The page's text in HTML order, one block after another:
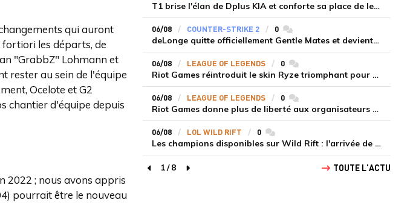
qui auront
fortiori les départs, de
"GrabbZ" Lohmann et
rester au sein de l'équipe
Ocelote et G2
chantier d'équipe depuis
2022 ; nous avons appris
pourrait être le nouveau
T1 brise l'élan de Dplus KIA et conforte sa place de leader en LCK 2026 Rounds 3-4
06/08 COUNTER-STRIKE 2 0commentaires
deLonge quitte officiellement Gentle Mates et devient agent libre
06/08 LEAGUE OF LEGENDS 0commentaires
Riot Games réintroduit le skin Ryze triomphant pour récompenser la scène amateur
06/08 LEAGUE OF LEGENDS 0commentaires
Riot Games donne plus de liberté aux organisateurs de tournois locaux sur League of Legends
06/08 LOL WILD RIFT 0commentaires
Les champions disponibles sur Wild Rift : l'arrivée de Cho'Gath
page précédente
1/8
page suivante
TOUTE L'ACTU